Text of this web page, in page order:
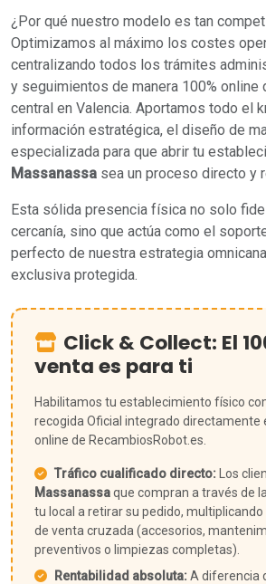
¿Por qué nuestro modelo es tan
Optimizamos al máximo los costes
centralizando todos los trámites
y seguimientos de manera 100% online
central en Valencia. Aportamos todo el
información estratégica, el diseño de
especializada para que abrir tu
Massanassa sea un proceso directo y
Esta sólida presencia física no solo
cercanía, sino que actúa como el
perfecto de nuestra estrategia
exclusiva protegida.
Click & Collect: El
venta es para ti
Habilitamos tu establecimiento físico
recogida Oficial integrado directamente
online de RecambiosRobot.es.
Tráfico cualificado directo: Los
Massanassaque compran a través de
tu local a retirar su pedido,
de venta cruzada (accesorios,
preventivos o limpiezas completas).
Rentabilidad absoluta:A diferencia